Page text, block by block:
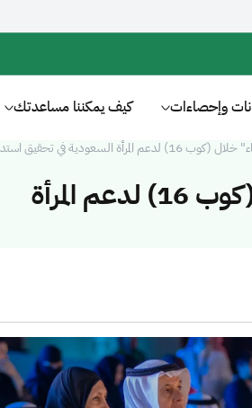
وإحصاءات كيف يمكننا مساعدتك
في تحقيق استدامة قطاع المياه
وزارة "البيئة" تطلق مبادرة "زرقاء" خلال (كوب 16) لدعم المرأة